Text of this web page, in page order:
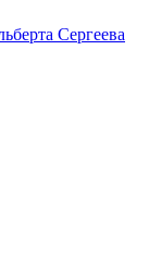
Сергеева